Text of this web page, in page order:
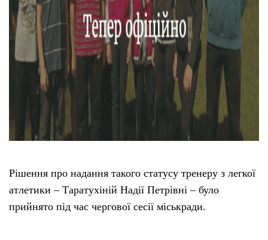
Рішення про надання такого статусу тренеру з легкої
атлетики – Таратухіній Надії Петрівні – було
прийнято під час чергової сесії міськради.